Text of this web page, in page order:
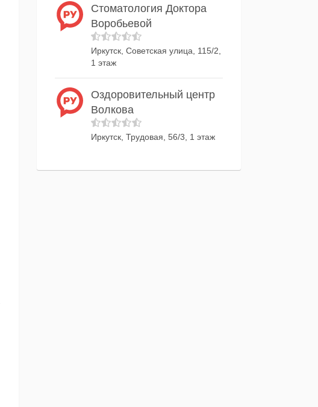
Стоматология Доктора
Воробьевой
Иркутск, Советская улица, 115/2,
1 этаж
Оздоровительный центр
Волкова
Иркутск, Трудовая, 56/3, 1 этаж